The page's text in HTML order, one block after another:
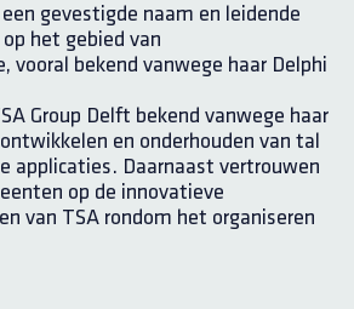
gevestigde naam en leidende
het gebied van
vooral bekend vanwege haar Delphi
Group Delft bekend vanwege haar
en onderhouden van tal
applicaties. Daarnaast vertrouwen
op de innovatieve
van TSA rondom het organiseren